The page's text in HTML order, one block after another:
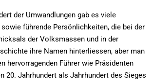
der Umwandlungen gab es viele
führende Persönlichkeiten, die bei der
der Volksmassen und in der
ihre Namen hinterliessen, aber man
hervorragenden Führer wie Präsidenten
20. Jahrhundert als Jahrhundert des Sieges